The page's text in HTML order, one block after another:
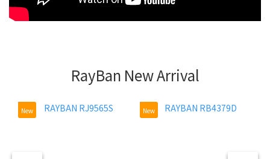
RayBan New Arrival
New New